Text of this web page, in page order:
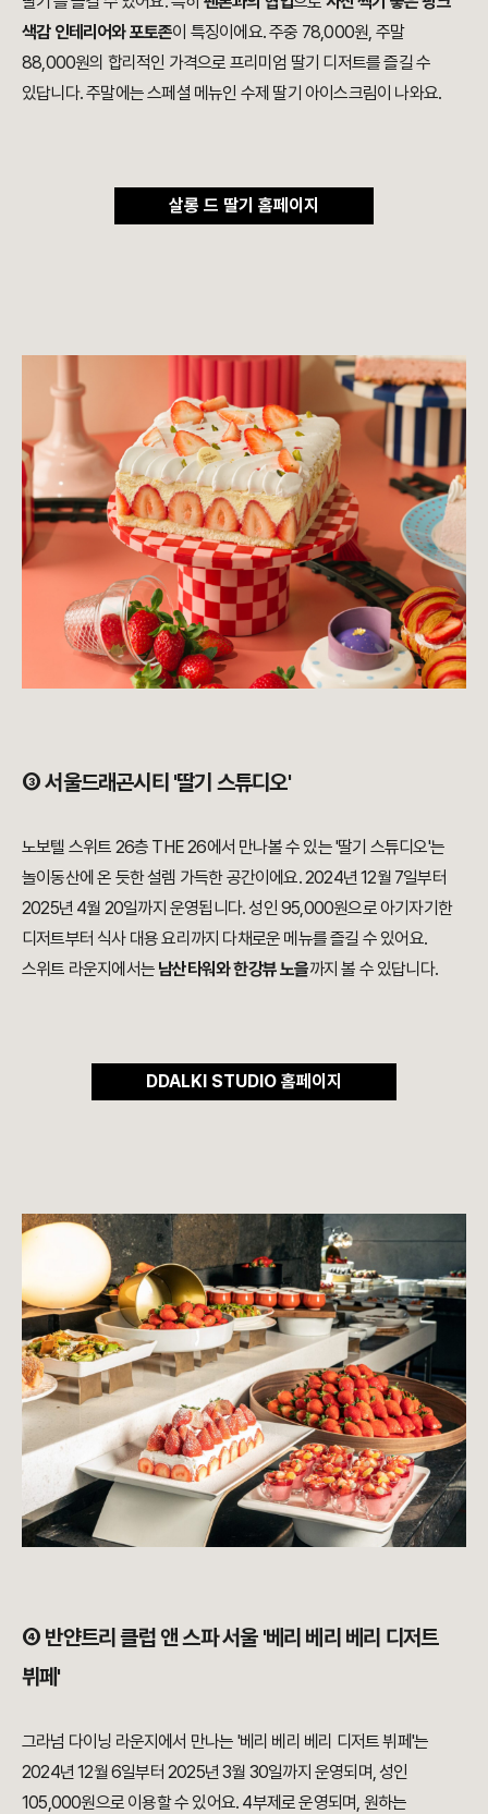
색감 인테리어와 포토존이 특징이에요. 주중 78,000원, 주말
88,000원의 합리적인 가격으로 프리미엄 딸기 디저트를 즐길 수
있답니다. 주말에는 스페셜 메뉴인 수제 딸기 아이스크림이 나와요.
살롱 드 딸기 홈페이지
③ 서울드래곤시티 '딸기 스튜디오'
노보텔 스위트 26층 THE 26에서 만나볼 수 있는 '딸기 스튜디오'는
놀이동산에 온 듯한 설렘 가득한 공간이에요. 2024년 12월 7일부터
2025년 4월 20일까지 운영됩니다. 성인 95,000원으로 아기자기한
디저트부터 식사 대용 요리까지 다채로운 메뉴를 즐길 수 있어요.
스위트 라운지에서는 남산타워와 한강뷰 노을까지 볼 수 있답니다.
DDALKI STUDIO 홈페이지
④ 반얀트리 클럽 앤 스파 서울 '베리 베리 베리 디저트
뷔페'
그라넘 다이닝 라운지에서 만나는 '베리 베리 베리 디저트 뷔페'는
2024년 12월 6일부터 2025년 3월 30일까지 운영되며, 성인
105,000원으로 이용할 수 있어요. 4부제로 운영되며, 원하는